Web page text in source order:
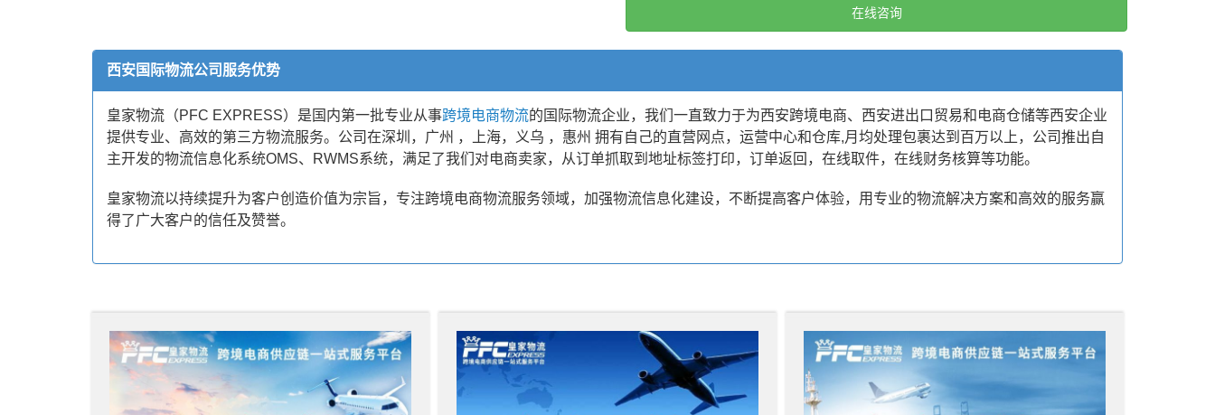
在线咨询
西安国际物流公司服务优势
皇家物流（PFC EXPRESS）是国内第一批专业从事跨境电商物流的国际物流企业，我们一直致力于为西安跨境电商、西安进出口贸易和电商仓储等西安企业
提供专业、高效的第三方物流服务。公司在深圳，广州 ，上海，义乌 ，惠州 拥有自己的直营网点，运营中心和仓库,月均处理包裹达到百万以上，公司推出自
主开发的物流信息化系统OMS、RWMS系统，满足了我们对电商卖家，从订单抓取到地址标签打印，订单返回，在线取件，在线财务核算等功能。
皇家物流以持续提升为客户创造价值为宗旨，专注跨境电商物流服务领域，加强物流信息化建设，不断提高客户体验，用专业的物流解决方案和高效的服务赢
得了广大客户的信任及赞誉。